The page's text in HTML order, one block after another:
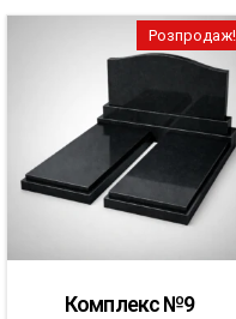
Розпродаж!
Комплекс №9